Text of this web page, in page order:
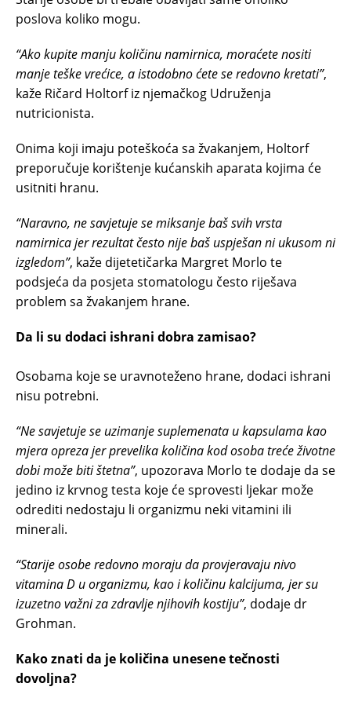
poslova koliko mogu.
“Ako kupite manju količinu namirnica, moraćete nositi
manje teške vrećice, a istodobno ćete se redovno kretati”,
kaže Ričard Holtorf iz njemačkog Udruženja
nutricionista.
Onima koji imaju poteškoća sa žvakanjem, Holtorf
preporučuje korištenje kućanskih aparata kojima će
usitniti hranu.
“Naravno, ne savjetuje se miksanje baš svih vrsta
namirnica jer rezultat često nije baš uspješan ni ukusom ni
izgledom”, kaže dijetetičarka Margret Morlo te
podsjeća da posjeta stomatologu često riješava
problem sa žvakanjem hrane.
Da li su dodaci ishrani dobra zamisao?
Osobama koje se uravnoteženo hrane, dodaci ishrani
nisu potrebni.
“Ne savjetuje se uzimanje suplemenata u kapsulama kao
mjera opreza jer prevelika količina kod osoba treće životne
dobi može biti štetna”, upozorava Morlo te dodaje da se
jedino iz krvnog testa koje će sprovesti ljekar može
odrediti nedostaju li organizmu neki vitamini ili
minerali.
“Starije osobe redovno moraju da provjeravaju nivo
vitamina D u organizmu, kao i količinu kalcijuma, jer su
izuzetno važni za zdravlje njihovih kostiju”, dodaje dr
Grohman.
Kako znati da je količina unesene tečnosti
dovoljna?